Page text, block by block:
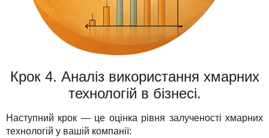
Крок 4. Аналіз використання хмарних
технологій в бізнесі.
Наступний крок — це оцінка рівня залученості хмарних
технологій у вашій компанії: